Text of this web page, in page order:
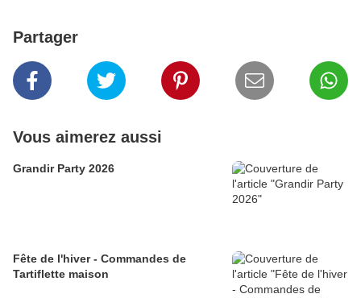
Partager
Vous aimerez aussi
Grandir Party 2026
Fête de l'hiver - Commandes de
Tartiflette maison